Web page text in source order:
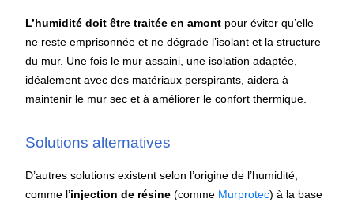
L’humidité doit être traitée en amont pour éviter qu’elle
ne reste emprisonnée et ne dégrade l’isolant et la structure
du mur. Une fois le mur assaini, une isolation adaptée,
idéalement avec des matériaux perspirants, aidera à
maintenir le mur sec et à améliorer le confort thermique.
Solutions alternatives
D’autres solutions existent selon l’origine de l’humidité,
comme l’injection de résine (comme Murprotec) à la base